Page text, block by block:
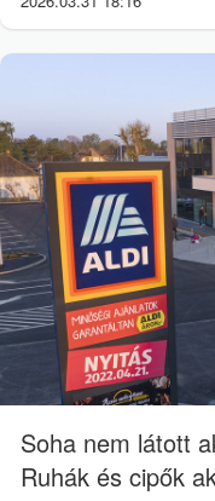
Soha nem látott
Ruhák és cipők